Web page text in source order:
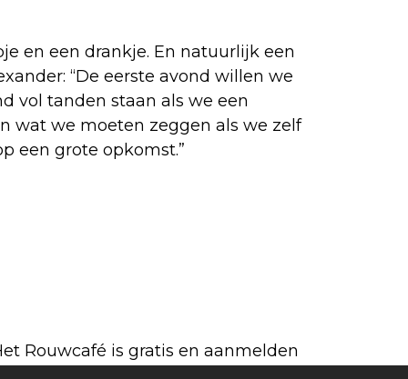
en een drankje. En natuurlijk een
“De eerste avond willen we
vol tanden staan als we een
wat we moeten zeggen als we zelf
een grote opkomst.”
Rouwcafé is gratis en aanmelden